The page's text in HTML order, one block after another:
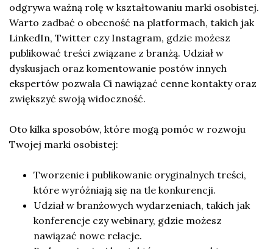
odgrywa ważną rolę w kształtowaniu marki osobistej.
Warto zadbać o obecność na platformach, takich jak
LinkedIn, Twitter czy Instagram, gdzie możesz
publikować treści związane z branżą. Udział w
dyskusjach oraz komentowanie postów innych
ekspertów pozwala Ci nawiązać cenne kontakty oraz
zwiększyć swoją widoczność.
Oto kilka sposobów, które mogą pomóc w rozwoju
Twojej marki osobistej:
Tworzenie i publikowanie oryginalnych treści,
które wyróżniają się na tle konkurencji.
Udział w branżowych wydarzeniach, takich jak
konferencje czy webinary, gdzie możesz
nawiązać nowe relacje.